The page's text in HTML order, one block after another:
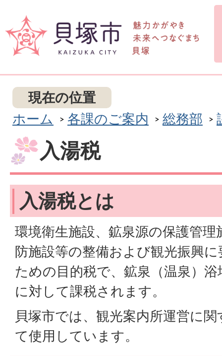
現在の位置
ホーム
各課のご案内 総務部
入湯税
入湯税とは
環境衛生施設、鉱泉源の保護管理
防施設等の整備および観光振興
ための目的税で、鉱泉（温泉）
に対して課税されます。
貝塚市では、観光案内所運営に
て使用しています。